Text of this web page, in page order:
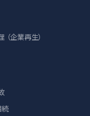
（企業再生）
続